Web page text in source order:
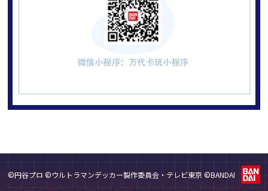
©円谷プロ ©ウルトラマンデッカー製作委員会・テレビ東京 ©BANDAI